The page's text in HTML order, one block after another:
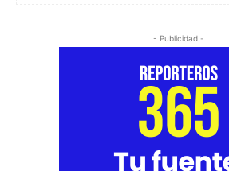
- Publicidad -